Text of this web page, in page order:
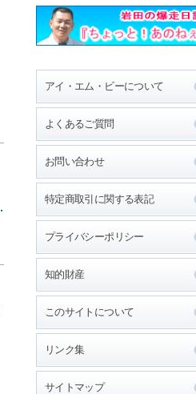
アイ・エム・ビーについて
よくあるご質問
お問い合わせ
特定商取引に関する表記
プライバシーポリシー
知的財産
このサイトについて
リンク集
サイトマップ